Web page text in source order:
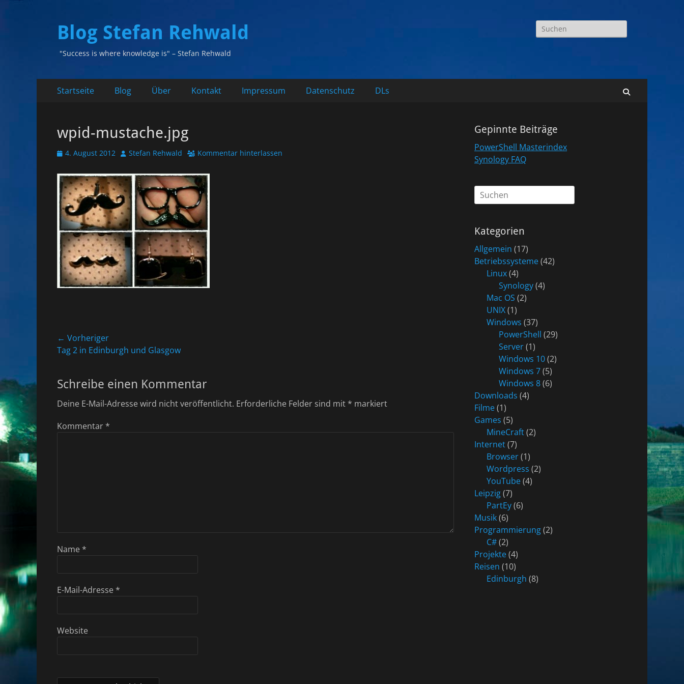
Blog Stefan Rehwald
"Success is where knowledge is" – Stefan Rehwald
Suchen
nach:
Primäres
Inhalt
Startseite Blog Über Kontakt Impressum Datenschutz DLs
wpid-mustache.jpg
Veröffentlicht
4. August 2012 AutorStefan Rehwald Kommentar hinterlassen
Beitragsnavigation
← Vorheriger
Vorheriger
Tag 2 in Edinburgh und Glasgow
Schreibe einen Kommentar
Deine E-Mail-Adresse wird nicht veröffentlicht. Erforderliche Felder sind mit * markiert
Kommentar *
Name *
E-Mail-Adresse *
Website
Gepinnte Beiträge
PowerShell Masterindex
Synology FAQ
Suchen
nach:
Kategorien
Allgemein (17)
Betriebssysteme(42)
Linux(4)
Synology(4)
Mac OS (2)
UNIX(1)
Windows (37)
PowerShell (29)
Server(1)
Windows 10(2)
Windows 7(5)
Windows 8(6)
Downloads (4)
Filme(1)
Games (5)
MineCraft(2)
Internet(7)
Browser(1)
Wordpress (2)
YouTube(4)
Leipzig(7)
PartEy(6)
Musik(6)
Programmierung(2)
C#(2)
Projekte(4)
Reisen (10)
Edinburgh (8)